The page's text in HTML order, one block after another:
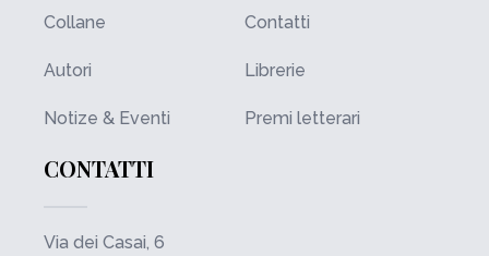
Collane
Autori
Notize & Eventi
Contatti
Librerie
Premi letterari
CONTATTI
Via dei Casai, 6